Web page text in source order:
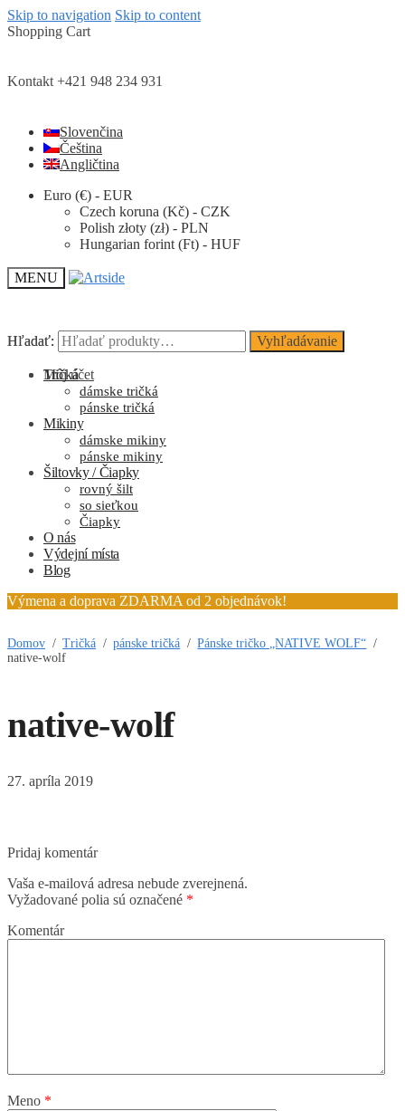
Skip to navigation Skip to content
Shopping Cart
Kontakt +421 948 234 931
Slovenčina
Čeština
Angličtina
Euro (€) - EUR
Czech koruna (Kč) - CZK
Polish złoty (zł) - PLN
Hungarian forint (Ft) - HUF
MENU
Hľadať: Vyhľadávanie
Môj účet
Hľadať: Vyhľadávanie
Tričká
dámske tričká
pánske tričká
Mikiny
dámske mikiny
pánske mikiny
Šiltovky / Čiapky
rovný šilt
so sieťkou
Čiapky
O nás
Výdejní místa
Blog
Výmena a doprava ZDARMA od 2 objednávok!
Domov / Tričká / pánske tričká / Pánske tričko „NATIVE WOLF“ /
native-wolf
native-wolf
27. apríla 2019
Pridaj komentár
Vaša e-mailová adresa nebude zverejnená.
Vyžadované polia sú označené *
Komentár
Meno *